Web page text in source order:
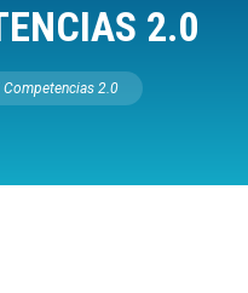
2.0
Competencias 2.0